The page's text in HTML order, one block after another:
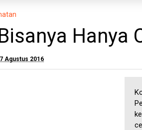
Hanya
Agustus 2016